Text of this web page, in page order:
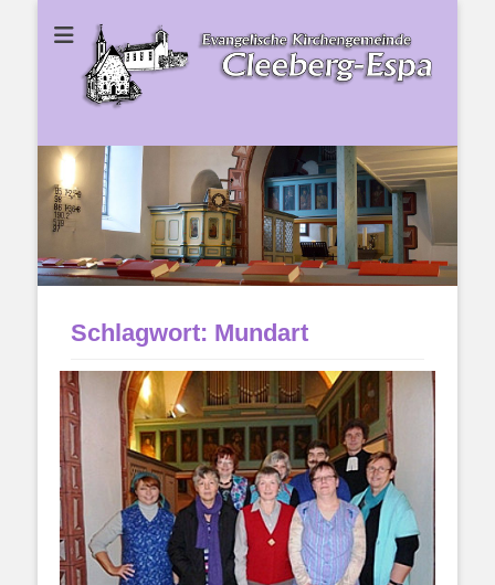
Ev.
Kirchengemeinde
Ev. Kirchengemeinde Cleeberg-Espa
Schlagwort: Mundart